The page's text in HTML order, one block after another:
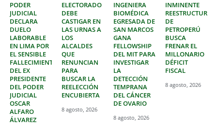
PODER
JUDICIAL
DECLARA
DUELO
LABORABLE
EN LIMA POR
EL SENSIBLE
FALLECIMIENTO
DEL EX
PRESIDENTE
DEL PODER
JUDICIAL
OSCAR
ALFARO
ÁLVAREZ
ELECTORADO
DEBE
CASTIGAR EN
LAS URNAS A
LOS
ALCALDES
QUE
RENUNCIAN
PARA
BUSCAR LA
REELECCIÓN
ENCUBIERTA
8 agosto, 2026
INGENIERA
BIOMÉDICA
EGRESADA DE
SAN MARCOS
GANA
FELLOWSHIP
DEL MIT PARA
INVESTIGAR
LA
DETECCIÓN
TEMPRANA
DEL CÁNCER
DE OVARIO
8 agosto, 2026
INMINENTE
DE
PETROPERÚ
BUSCA
FRENAR EL
MILLONARIO
DÉFICIT
FISCAL
8 agosto, 2026